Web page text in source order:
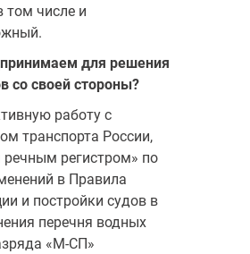
том числе и
для решения
со своей стороны?
работу с
транспорта России,
речным регистром» по
в Правила
и постройки судов в
перечня водных
«М-СП»